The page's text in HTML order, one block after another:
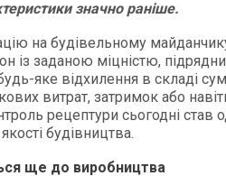
значно раніше.
на будівельному
із заданою міцністю,
яке відхилення в складі
витрат, затримок або
рецептури сьогодні став
будівництва.
ще до виробництва